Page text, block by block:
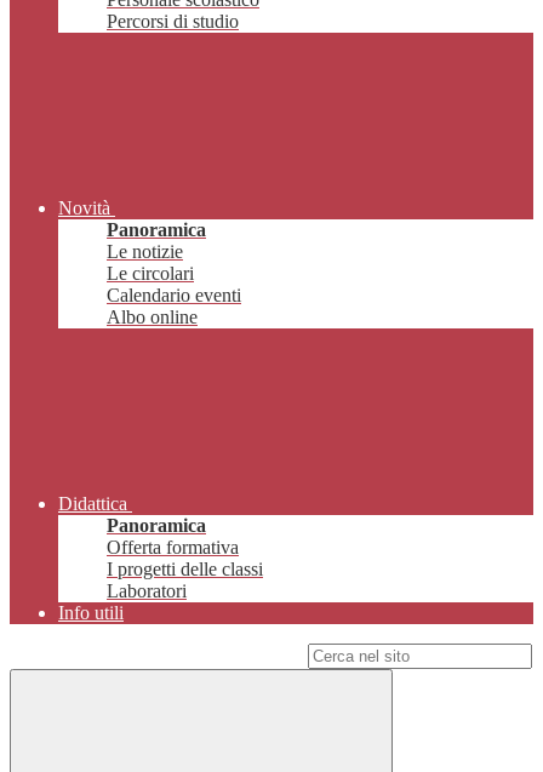
Percorsi di studio
Novità
Panoramica
Le notizie
Le circolari
Calendario eventi
Albo online
Didattica
Panoramica
Offerta formativa
I progetti delle classi
Laboratori
Info utili